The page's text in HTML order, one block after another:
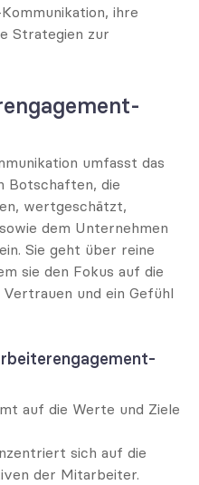
ihre
Strategien zur
umfasst das
Botschaften, die
wertgeschätzt,
dem Unternehmen
Sie geht über reine
sie den Fokus auf die
und ein Gefühl
auf die Werte und Ziele
sich auf die
der Mitarbeiter.